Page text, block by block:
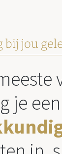
bij jou
je een